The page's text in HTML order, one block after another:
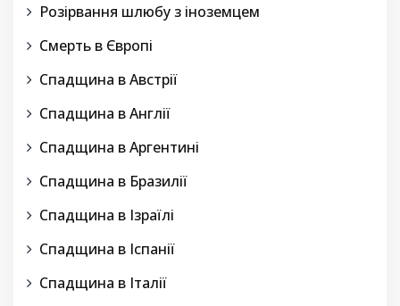
Розірвання шлюбу з іноземцем
Смерть в Європі
Спадщина в Австрії
Спадщина в Англії
Спадщина в Аргентині
Спадщина в Бразилії
Спадщина в Ізраїлі
Спадщина в Іспанії
Спадщина в Італії